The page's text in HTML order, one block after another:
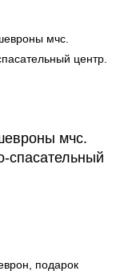
мчс.
спасательный